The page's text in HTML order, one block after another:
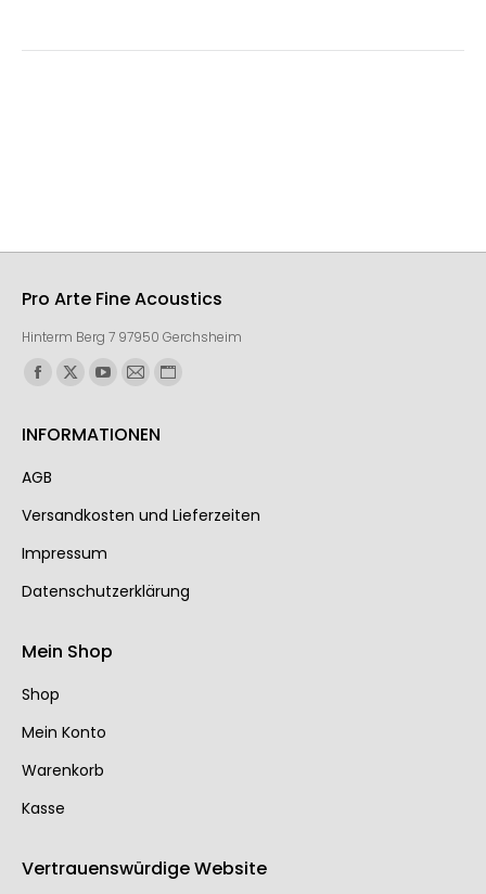
Pro Arte Fine Acoustics
Hinterm Berg 7 97950 Gerchsheim
Finden Sie uns auf:
INFORMATIONEN
AGB
Ver­sand­kos­ten und Lie­fer­zei­ten
Impressum
Datenschutzerklärung
Mein Shop
Shop
Mein Konto
Warenkorb
Kasse
Vertrauenswürdige Website